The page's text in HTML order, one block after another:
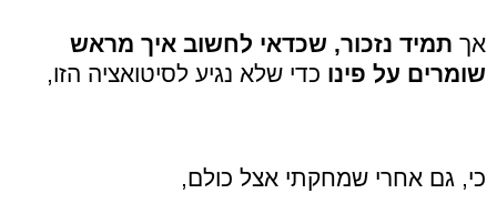
אך תמיד נזכור, שכדאי לחשוב איך מראש
שומרים על פינו כדי שלא נגיע לסיטואציה הזו,
כי, גם אחרי שמחקתי אצל כולם,